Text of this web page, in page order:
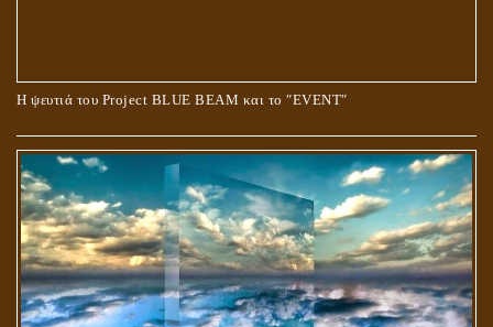
Η ψευτιά του Project BLUE BEAM και το ʺEVENTʺ
Ο ΡΟΛΟΣ ΤΗΣ ΛΙΛΙΘ ΣΤΗ ΓΕΝΕΣΗ